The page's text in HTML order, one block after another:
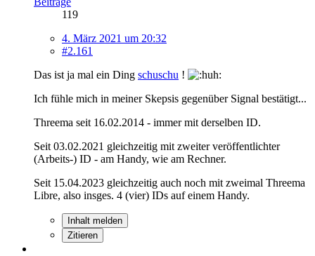
119
4. März 2021 um 20:32
#2.161
Das ist ja mal ein Ding schuschu !
Ich fühle mich in meiner Skepsis gegenüber Signal bestätigt...
Threema seit 16.02.2014 - immer mit derselben ID.
Seit 03.02.2021 gleichzeitig mit zweiter veröffentlichter
(Arbeits-) ID - am Handy, wie am Rechner.
Seit 15.04.2023 gleichzeitig auch noch mit zweimal Threema
Libre, also insges. 4 (vier) IDs auf einem Handy.
Inhalt melden
Zitieren